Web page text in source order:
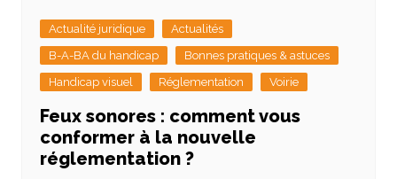
Actualité juridique
Actualités
B-A-BA du handicap
Bonnes pratiques & astuces
Handicap visuel
Réglementation Voirie
Feux sonores : comment vous
conformer à la nouvelle
réglementation ?